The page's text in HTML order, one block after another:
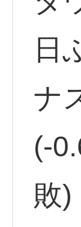
日
ナ
(-
敗)